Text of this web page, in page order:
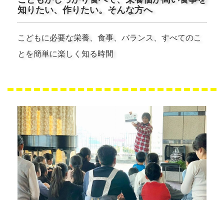
知りたい、作りたい。そんな方へ
こどもに必要な栄養、食事、バランス、すべてのこ
とを簡単に楽しく知る時間